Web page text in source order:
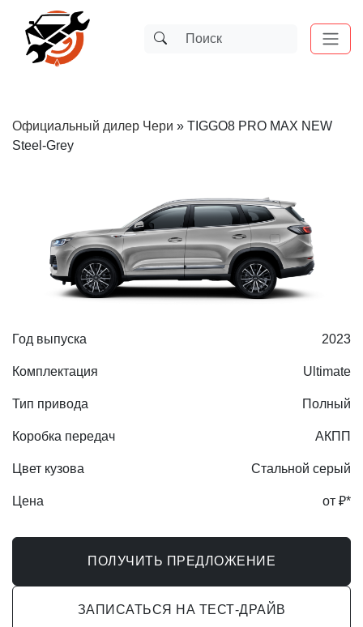
Официальный дилер Чери » TIGGO8 PRO MAX NEW
Steel-Grey
Год выпуска 2023
Комплектация Ultimate
Тип привода Полный
Коробка передач АКПП
Цвет кузова Стальной серый
Цена от ₽*
ПОЛУЧИТЬ ПРЕДЛОЖЕНИЕ
ЗАПИСАТЬСЯ НА ТЕСТ-ДРАЙВ